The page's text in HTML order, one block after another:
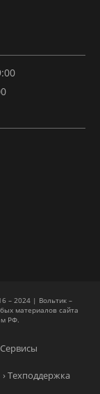
– 2024 | Вольтик –
материалов сайта
РФ.
Сервисы
› Техподдержка